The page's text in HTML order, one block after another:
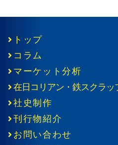
トップ
コラム
マーケット分析
在日コリアン・鉄スクラッ
社史制作
刊行物紹介
お問い合わせ